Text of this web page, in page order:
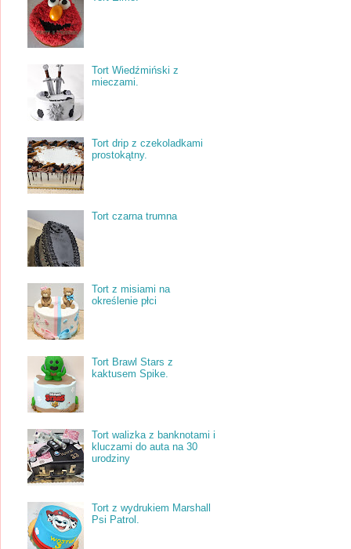
Tort Wiedźmiński z
mieczami.
Tort drip z czekoladkami
prostokątny.
Tort czarna trumna
Tort z misiami na
określenie płci
Tort Brawl Stars z
kaktusem Spike.
Tort walizka z banknotami i
kluczami do auta na 30
urodziny
Tort z wydrukiem Marshall
Psi Patrol.